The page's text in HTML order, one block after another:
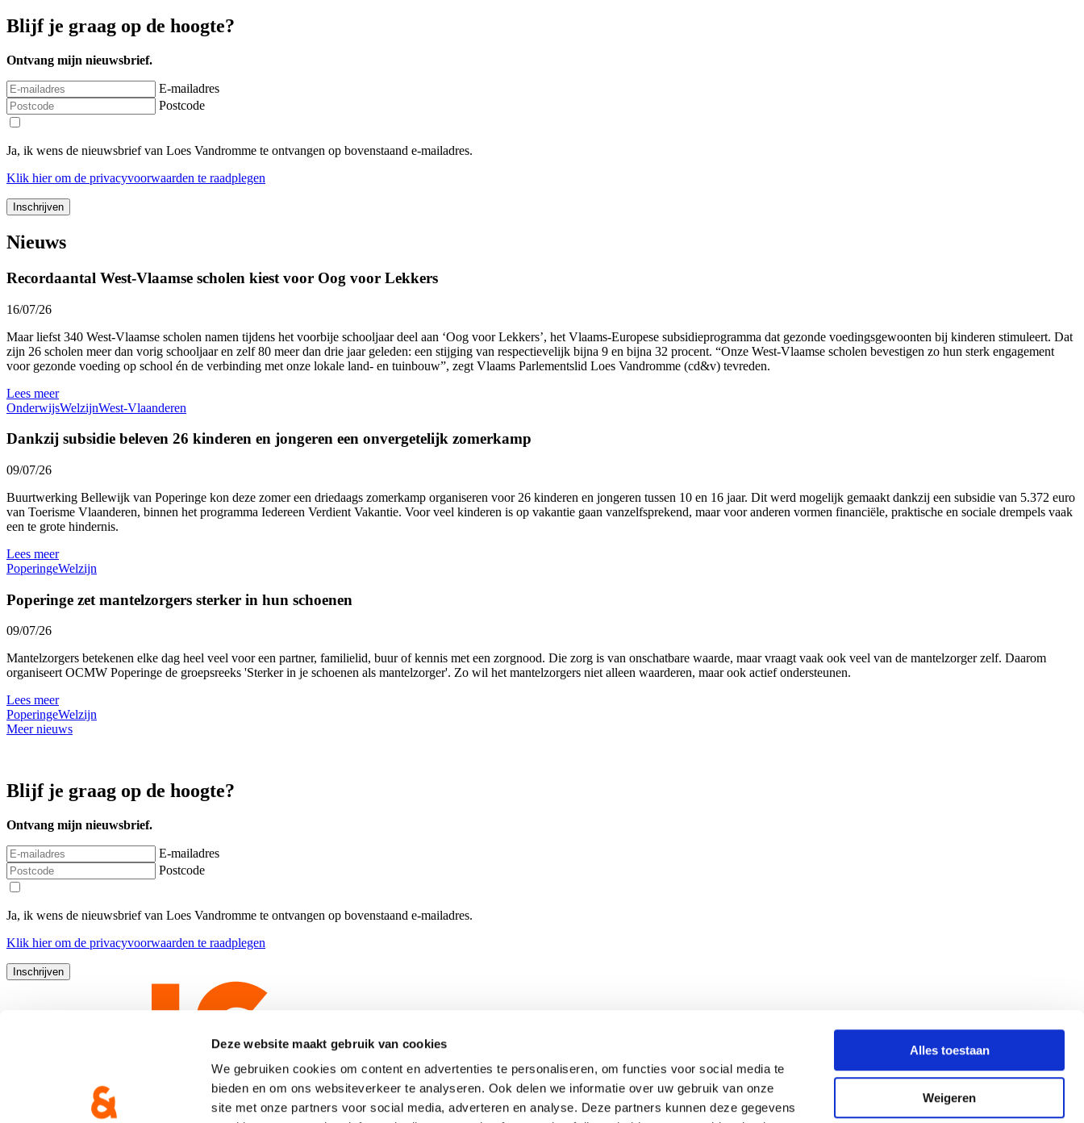
Deze website maakt gebruik van cookies
We gebruiken cookies om content en advertenties te personaliseren, om functies voor social media te
bieden en om ons websiteverkeer te analyseren. Ook delen we informatie over uw gebruik van onze
site met onze partners voor social media, adverteren en analyse. Deze partners kunnen deze gegevens
Alles toestaan
Weigeren
Blijf je graag op de hoogte?
Ontvang mijn nieuwsbrief.
E-mailadres
Postcode
Ja, ik wens de nieuwsbrief van Loes Vandromme te ontvangen op bovenstaand e-mailadres.
Klik hierom de privacyvoorwaarden te raadplegen
Nieuws
Recordaantal West-Vlaamse scholen kiest voor Oog voor Lekkers
16/07/26
Maar liefst 340 West-Vlaamse scholen namen tijdens het voorbije schooljaar deel aan ‘Oog voor Lekkers’, het Vlaams-Europese subsidieprogramma dat gezonde voedingsgewoonten bij kinderen stimuleert. Dat
zijn 26 scholen meer dan vorig schooljaar en zelf 80 meer dan drie jaar geleden: een stijging van respectievelijk bijna 9 en bijna 32 procent. “Onze West-Vlaamse scholen bevestigen zo hun sterk engagement
voor gezonde voeding op school én de verbinding met onze lokale land- en tuinbouw”, zegt Vlaams Parlementslid Loes Vandromme (cd&v) tevreden.
Lees meer
OnderwijsWelzijnWest-Vlaanderen
Dankzij subsidie beleven 26 kinderen en jongeren een onvergetelijk zomerkamp
09/07/26
Buurtwerking Bellewijk van Poperinge kon deze zomer een driedaags zomerkamp organiseren voor 26 kinderen en jongeren tussen 10 en 16 jaar. Dit werd mogelijk gemaakt dankzij een subsidie van 5.372 euro
van Toerisme Vlaanderen, binnen het programma Iedereen Verdient Vakantie. Voor veel kinderen is op vakantie gaan vanzelfsprekend, maar voor anderen vormen financiële, praktische en sociale drempels vaak
een te grote hindernis.
Lees meer
PoperingeWelzijn
Poperinge zet mantelzorgers sterker in hun schoenen
09/07/26
Mantelzorgers betekenen elke dag heel veel voor een partner, familielid, buur of kennis met een zorgnood. Die zorg is van onschatbare waarde, maar vraagt vaak ook veel van de mantelzorger zelf. Daarom
organiseert OCMW Poperinge de groepsreeks 'Sterker in je schoenen als mantelzorger'. Zo wil het mantelzorgers niet alleen waarderen, maar ook actief ondersteunen.
Lees meer
PoperingeWelzijn
Meer nieuws
Blijf je graag op de hoogte?
Ontvang mijn nieuwsbrief.
E-mailadres
Postcode
Ja, ik wens de nieuwsbrief van Loes Vandromme te ontvangen op bovenstaand e-mailadres.
Klik hierom de privacyvoorwaarden te raadplegen